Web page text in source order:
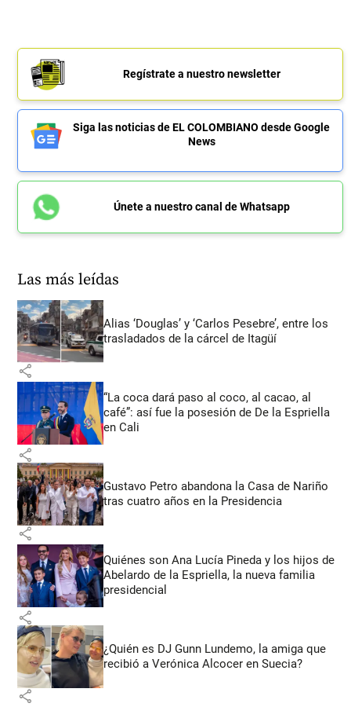
Regístrate a nuestro newsletter
Siga las noticias de EL COLOMBIANO desde Google
News
Únete a nuestro canal de Whatsapp
Las más leídas
Alias ‘Douglas’ y ‘Carlos Pesebre’, entre los
trasladados de la cárcel de Itagüí
share
“La coca dará paso al coco, al cacao, al
café”: así fue la posesión de De la Espriella
en Cali
share
Gustavo Petro abandona la Casa de Nariño
tras cuatro años en la Presidencia
share
Quiénes son Ana Lucía Pineda y los hijos de
Abelardo de la Espriella, la nueva familia
presidencial
share
¿Quién es DJ Gunn Lundemo, la amiga que
recibió a Verónica Alcocer en Suecia?
share